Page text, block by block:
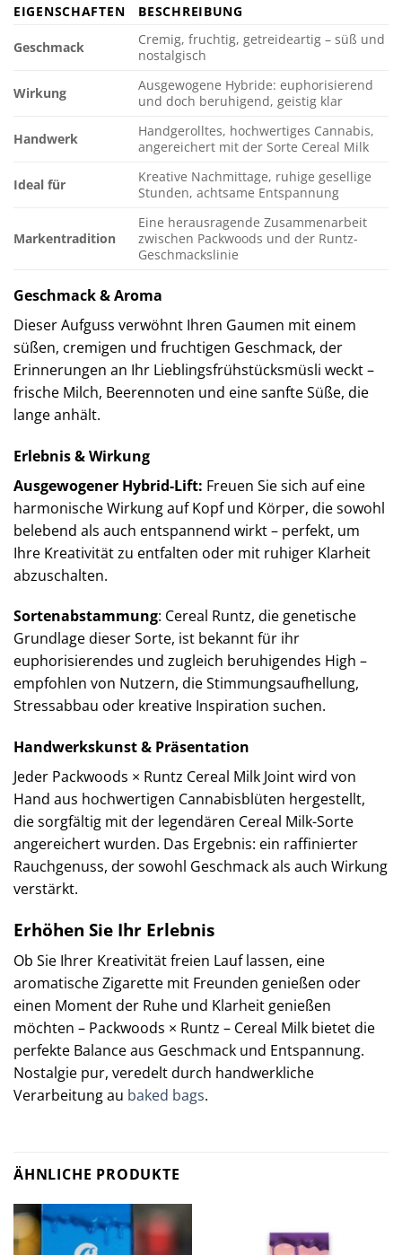
EIGENSCHAFTEN BESCHREIBUNG
Geschmack
Cremig, fruchtig, getreideartig – süß und
nostalgisch
Wirkung
Ausgewogene Hybride: euphorisierend
und doch beruhigend, geistig klar
Handwerk
Handgerolltes, hochwertiges Cannabis,
angereichert mit der Sorte Cereal Milk
Ideal für
Kreative Nachmittage, ruhige gesellige
Stunden, achtsame Entspannung
Markentradition
Eine herausragende Zusammenarbeit
zwischen Packwoods und der Runtz-
Geschmackslinie
Geschmack & Aroma
Dieser Aufguss verwöhnt Ihren Gaumen mit einem
süßen, cremigen und fruchtigen Geschmack, der
Erinnerungen an Ihr Lieblingsfrühstücksmüsli weckt –
frische Milch, Beerennoten und eine sanfte Süße, die
lange anhält.
Erlebnis & Wirkung
Ausgewogener Hybrid-Lift: Freuen Sie sich auf eine
harmonische Wirkung auf Kopf und Körper, die sowohl
belebend als auch entspannend wirkt – perfekt, um
Ihre Kreativität zu entfalten oder mit ruhiger Klarheit
abzuschalten.
Sortenabstammung: Cereal Runtz, die genetische
Grundlage dieser Sorte, ist bekannt für ihr
euphorisierendes und zugleich beruhigendes High –
empfohlen von Nutzern, die Stimmungsaufhellung,
Stressabbau oder kreative Inspiration suchen.
Handwerkskunst & Präsentation
Jeder Packwoods × Runtz Cereal Milk Joint wird von
Hand aus hochwertigen Cannabisblüten hergestellt,
die sorgfältig mit der legendären Cereal Milk-Sorte
angereichert wurden. Das Ergebnis: ein raffinierter
Rauchgenuss, der sowohl Geschmack als auch Wirkung
verstärkt.
Erhöhen Sie Ihr Erlebnis
Ob Sie Ihrer Kreativität freien Lauf lassen, eine
aromatische Zigarette mit Freunden genießen oder
einen Moment der Ruhe und Klarheit genießen
möchten – Packwoods × Runtz – Cereal Milk bietet die
perfekte Balance aus Geschmack und Entspannung.
Nostalgie pur, veredelt durch handwerkliche
Verarbeitung au baked bags.
ÄHNLICHE PRODUKTE